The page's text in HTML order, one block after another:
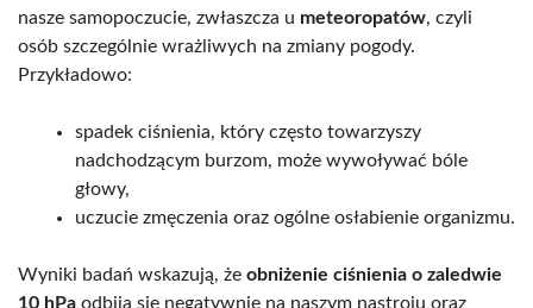
nasze samopoczucie, zwłaszcza u meteoropatów, czyli
osób szczególnie wrażliwych na zmiany pogody.
Przykładowo:
spadek ciśnienia, który często towarzyszy
nadchodzącym burzom, może wywoływać bóle
głowy,
uczucie zmęczenia oraz ogólne osłabienie organizmu.
Wyniki badań wskazują, że obniżenie ciśnienia o zaledwie
10 hPa odbija się negatywnie na naszym nastroju oraz